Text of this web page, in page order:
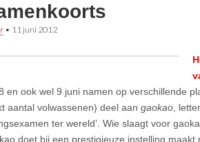
• 11 juni 2012
en ook wel 9 juni namen op verschillende
aantal volwassenen) deel aan gaokao ,
ter wereld’. Wie slaagt voor
doet bij een prestigieuze instelling